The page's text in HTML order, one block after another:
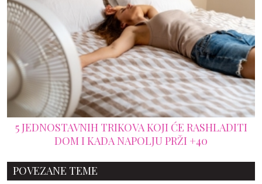
5 JEDNOSTAVNIH TRIKOVA KOJI ĆE RASHLADITI
DOM I KADA NAPOLJU PRŽI +40
POVEZANE TEME